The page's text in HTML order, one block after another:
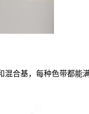
合基，每种色带都能